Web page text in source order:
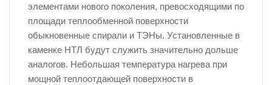
элементами нового поколения, превосходящими по
площади теплообменной поверхности
обыкновенные спирали и ТЭНы. Установленные в
каменке НТЛ будут служить значительно дольше
аналогов. Небольшая температура нагрева при
мощной теплоотдающей поверхности в